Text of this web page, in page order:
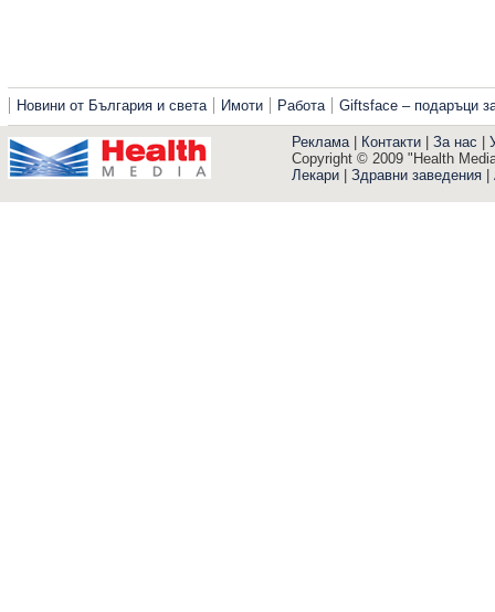
Новини от България и света Имоти Работа Giftsface – подаръци
Реклама| Контакти За нас
Copyright © 2009 "Health
Лекари
Здравни заведения